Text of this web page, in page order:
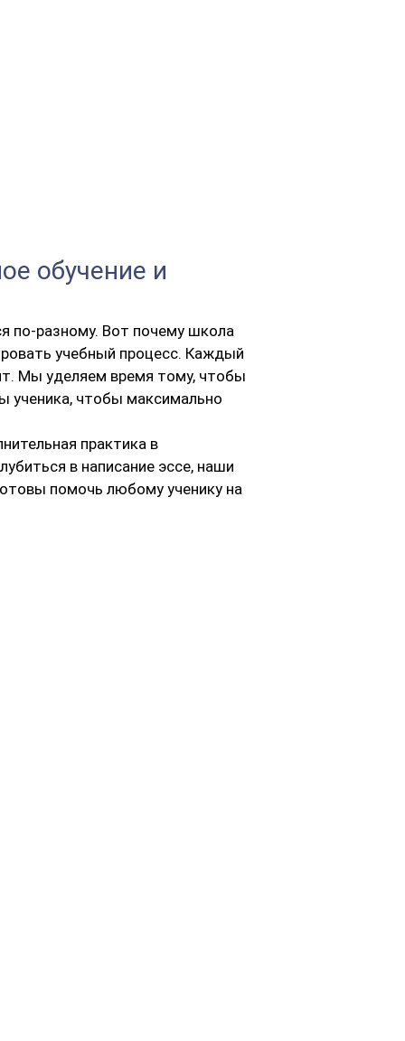
обучение и
по-разному. Вот почему школа
учебный процесс. Каждый
Мы уделяем время тому, чтобы
ученика, чтобы максимально
практика в
в написание эссе, наши
помочь любому ученику на